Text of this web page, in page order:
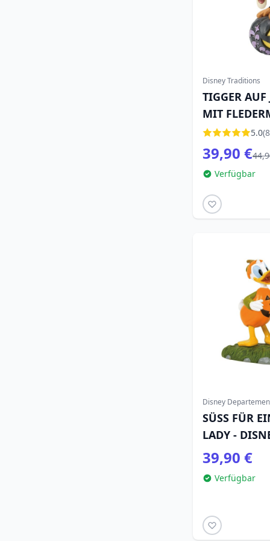
Disney Traditions
TIGGER AUF
MIT
TRADITIONS
5.0
39,90 €
Verfügbar
Disney
SÜSS FÜR
LADY -
39,90 €
Verfügbar